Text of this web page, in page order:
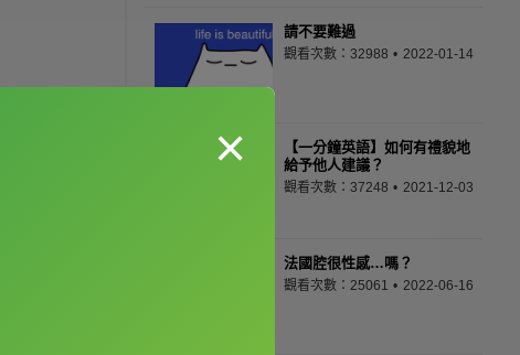
請不要難過
觀看次數：32988 2022-01-14
【一分鐘英語】如何有禮貌地
給予他人建議？
觀看次數：37248 2021-12-03
法國腔很性感…嗎？
觀看次數：25061 2022-06-16
×